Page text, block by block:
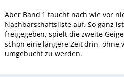
Aber Band 1 taucht nach wie vor
Nachbarschaftsliste auf. So ganz
freigegeben, spielt die zweite
schon eine längere Zeit drin, ohne
umgebucht zu werden.